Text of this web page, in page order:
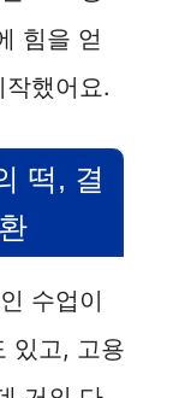
힘을 얻
했어요.
떡, 결
수업이
있고, 고용